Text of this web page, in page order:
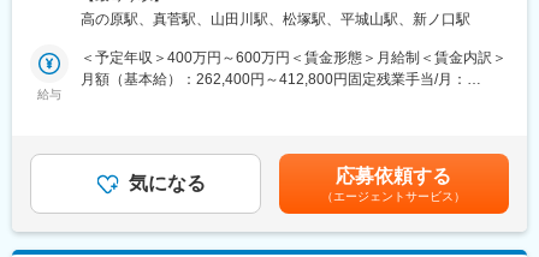
した大型案件のプランニングおよび提案業務をお任せします。
お客様の理想の暮らしを形にするため、企画から完成まで一貫し
てプロジェクトに関わっていただきます。
イン提案）
・施主様との仕様の打ち合わせ、プレゼンテーション
原市土橋町190-3 受動喫煙対策：屋内全面禁煙変更の範囲：会社
高の原駅、真菅駅、山田川駅、松塚駅、平城山駅、新ノ口駅
給与
＜予定年収＞400万円～600万円＜賃金形態＞月給制＜賃金内訳＞
月額（基本給）：262,400円～412,800円固定残業手当/月：
給：年2回（6月、12月）■賞与：年2回（7月、12月、初年度は12
月のみ）■その他固定手当：能力給賃金はあくまでも目安の金額で
あり、選考を通じて上下する可能性があります。月給(月額)は固定
手当を含めた表記です。
気になる 応募依頼する
（エージェントサービス）